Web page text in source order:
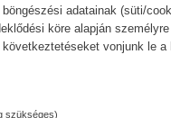
adatainak (süti/
köre alapján
vonjunk le
szükséges)